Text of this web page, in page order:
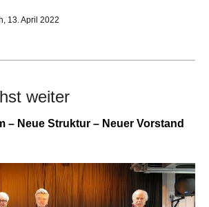
13. April 2022
weiter
– Neue Struktur – Neuer Vorstand